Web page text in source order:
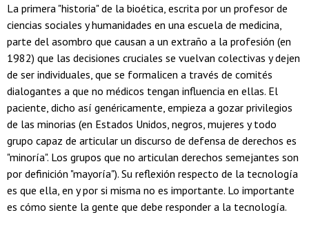
La primera "historia" de la bioética, escrita por un profesor de
ciencias sociales y humanidades en una escuela de medicina,
parte del asombro que causan a un extraño a la profesión (en
1982) que las decisiones cruciales se vuelvan colectivas y dejen
de ser individuales, que se formalicen a través de comités
dialogantes a que no médicos tengan influencia en ellas. El
paciente, dicho así genéricamente, empieza a gozar privilegios
de las minorias (en Estados Unidos, negros, mujeres y todo
grupo capaz de articular un discurso de defensa de derechos es
"minoría". Los grupos que no articulan derechos semejantes son
por definición "mayoría"). Su reflexión respecto de la tecnología
es que ella, en y por si misma no es importante. Lo importante
es cómo siente la gente que debe responder a la tecnología.